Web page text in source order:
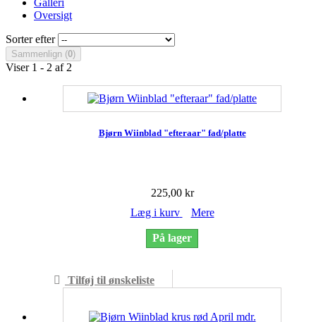
Oversigt
Sorter efter
Sammenlign (0)
Viser 1 - 2 af 2
Bjørn Wiinblad "efteraar" fad/platte
225,00 kr
Læg i kurv
Mere
På lager
Tilføj til ønskeliste